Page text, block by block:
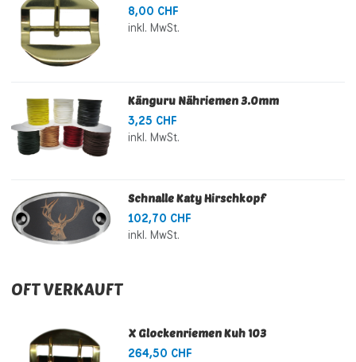
8,00 CHF
inkl. MwSt.
Känguru Nähriemen 3.0mm
3,25 CHF
inkl. MwSt.
Schnalle Katy Hirschkopf
102,70 CHF
inkl. MwSt.
OFT VERKAUFT
X Glockenriemen Kuh 103
264,50 CHF